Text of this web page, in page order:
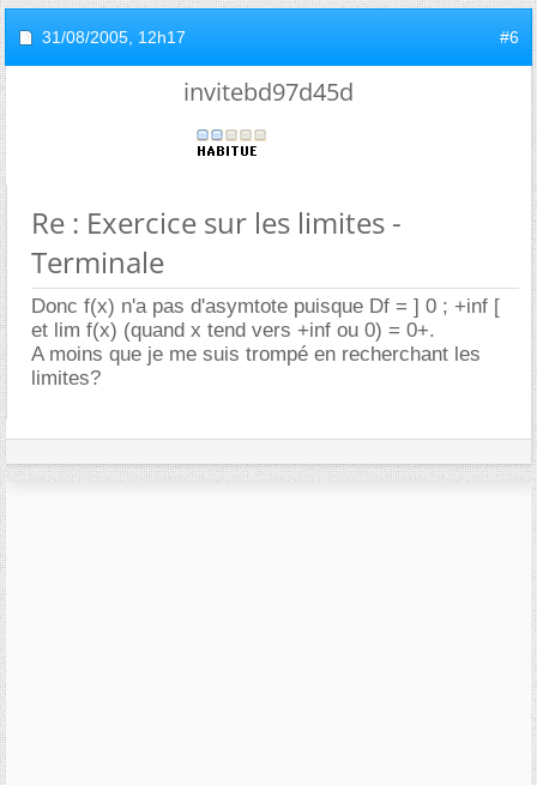
31/08/2005, 12h17 #6
invitebd97d45d
Re : Exercice sur les limites -
Terminale
Donc f(x) n'a pas d'asymtote puisque Df = ] 0 ; +inf [
et lim f(x) (quand x tend vers +inf ou 0) = 0+.
A moins que je me suis trompé en recherchant les
limites?